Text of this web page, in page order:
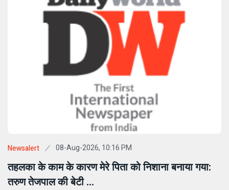
Newsalert 08-Aug-2026, 10:16 PM
तहलका के काम के कारण मेरे पिता को निशाना बनाया गया:
तरुण तेजपाल की बेटी ...